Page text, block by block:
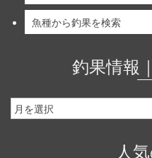
魚種から釣果を検索
釣果情報
釣
果
人